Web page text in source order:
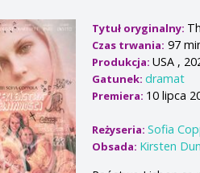
Tytuł oryginalny:
Czas trwania: 97
Produkcja:USA ,
Gatunek:dramat
Premiera: 10 lipca
Reżyseria:Sofia
Obsada: Kirsten